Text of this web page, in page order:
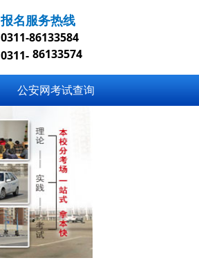
0311-86133584
报名服务热线
0311- 86133574
公安网考试查询